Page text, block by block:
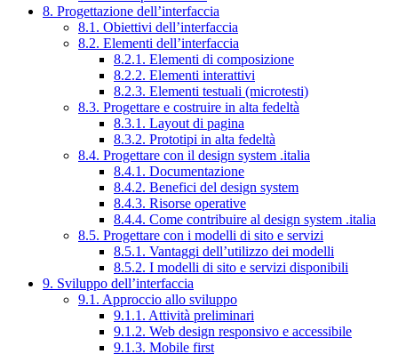
8. Progettazione dell’interfaccia
8.1. Obiettivi dell’interfaccia
8.2. Elementi dell’interfaccia
8.2.1. Elementi di composizione
8.2.2. Elementi interattivi
8.2.3. Elementi testuali (microtesti)
8.3. Progettare e costruire in alta fedeltà
8.3.1. Layout di pagina
8.3.2. Prototipi in alta fedeltà
8.4. Progettare con il design system .italia
8.4.1. Documentazione
8.4.2. Benefici del design system
8.4.3. Risorse operative
8.4.4. Come contribuire al design system .italia
8.5. Progettare con i modelli di sito e servizi
8.5.1. Vantaggi dell’utilizzo dei modelli
8.5.2. I modelli di sito e servizi disponibili
9. Sviluppo dell’interfaccia
9.1. Approccio allo sviluppo
9.1.1. Attività preliminari
9.1.2. Web design responsivo e accessibile
9.1.3. Mobile first